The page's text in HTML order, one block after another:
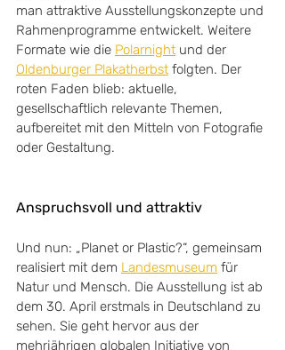
man attraktive Ausstellungskonzepte und
Rahmenprogramme entwickelt. Weitere
Formate wie die Polarnight und der
Oldenburger Plakatherbst folgten. Der
roten Faden blieb: aktuelle,
gesellschaftlich relevante Themen,
aufbereitet mit den Mitteln von Fotografie
oder Gestaltung.
Anspruchsvoll und attraktiv
Und nun: „Planet or Plastic?“, gemeinsam
realisiert mit dem Landesmuseum für
Natur und Mensch. Die Ausstellung ist ab
dem 30. April erstmals in Deutschland zu
sehen. Sie geht hervor aus der
mehrjährigen globalen Initiative von